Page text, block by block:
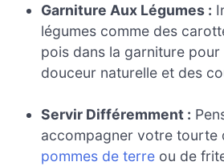
Garniture Aux Légumes :
légumes comme des
pois dans la garniture
douceur naturelle et des
Servir Différemment :
accompagner votre tourte
pommes de terre ou de